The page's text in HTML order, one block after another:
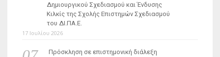
Δημιουργικού Σχεδιασμού και Ένδυσης
Κιλκίς της Σχολής Επιστημών Σχεδιασμού
του ΔΙ.ΠΑ.Ε.
17 Ιουλίου 2026
Πρόσκληση σε επιστημονική διάλεξη